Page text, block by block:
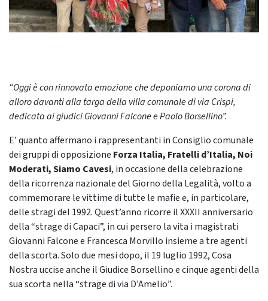
“Oggi è con rinnovata emozione che deponiamo una corona di
alloro davanti alla targa della villa comunale di via Crispi,
dedicata ai giudici Giovanni Falcone e Paolo Borsellino”.
E’ quanto affermano i rappresentanti in Consiglio comunale
dei gruppi di opposizione Forza Italia, Fratelli d’Italia, Noi
Moderati, Siamo Cavesi, in occasione della celebrazione
della ricorrenza nazionale del Giorno della Legalità, volto a
commemorare le vittime di tutte le mafie e, in particolare,
delle stragi del 1992. Quest’anno ricorre il XXXII anniversario
della “strage di Capaci”, in cui persero la vita i magistrati
Giovanni Falcone e Francesca Morvillo insieme a tre agenti
della scorta. Solo due mesi dopo, il 19 luglio 1992, Cosa
Nostra uccise anche il Giudice Borsellino e cinque agenti della
sua scorta nella “strage di via D’Amelio”.